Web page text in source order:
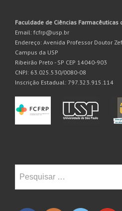
Faculdade de Ciências Farmacêuticas
Email: fcfrp@usp.br
Endereço: Avenida Professor Doutor
Campus da USP
Ribeirão Preto - SP CEP 14040-903
CNPJ: 63.025.530/0080-08
Inscrição Estadual: 797.323.915.114
por: